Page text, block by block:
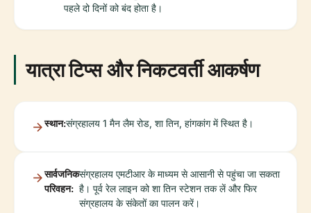
पहले दो दिनों को बंद होता है।
यात्रा टिप्स और निकटवर्ती आकर्षण
स्थान:संग्रहालय 1 मैन लैम रोड, शा तिन, हांगकांग में स्थित है।
सार्वजनिक
परिवहन:
संग्रहालय एमटीआर के माध्यम से आसानी से पहुंचा जा सकता
है। पूर्व रेल लाइन को शा तिन स्टेशन तक लें और फिर
संग्रहालय के संकेतों का पालन करें।